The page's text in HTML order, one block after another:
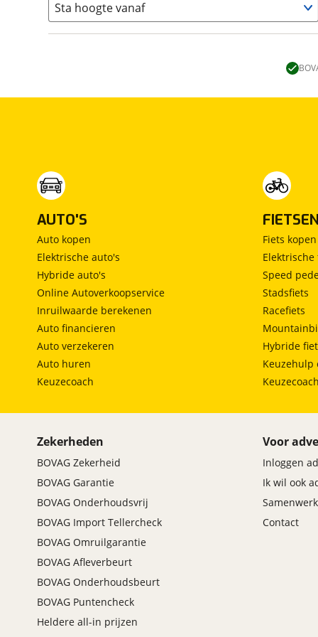
Kastbed 0)
Lengte stapelbed (0)
Vast bed (1)
Kleine zit (0)
L-vorm zit
Treinzit (1)
Sta hoogte vanaf
AUTO'S
Auto kopen
Elektrische auto's
Hybride auto's
Online Autoverkoopservice
Inruilwaarde berekenen
Auto financieren
Auto verzekeren
Auto huren
Keuzecoach
FIETSEN
Fiets kopen
Elektrische
Speed
Stadsfiets
Racefiets
Hybride
Keuzehulp
Keuzecoach
Zekerheden
BOVAG Zekerheid
BOVAG Garantie
BOVAG Onderhoudsvrij
BOVAG Import Tellercheck
BOVAG Omruilgarantie
BOVAG Afleverbeurt
BOVAG Onderhoudsbeurt
BOVAG Puntencheck
Heldere all-in prijzen
Voor
Inloggen
Ik wil ook
Contact